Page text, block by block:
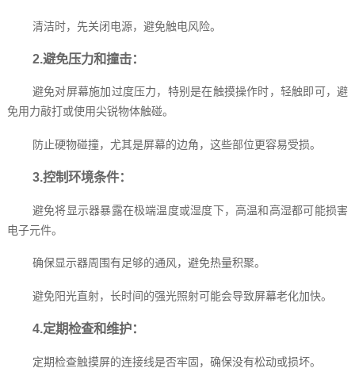
清洁时，先关闭电源，避免触电风险。
2.避免压力和撞击：
避免对屏幕施加过度压力，特别是在触摸操作时，轻触即可，避
免用力敲打或使用尖锐物体触碰。
防止硬物碰撞，尤其是屏幕的边角，这些部位更容易受损。
3.控制环境条件：
避免将显示器暴露在极端温度或湿度下，高温和高湿都可能损害
电子元件。
确保显示器周围有足够的通风，避免热量积聚。
避免阳光直射，长时间的强光照射可能会导致屏幕老化加快。
4.定期检查和维护：
定期检查触摸屏的连接线是否牢固，确保没有松动或损坏。